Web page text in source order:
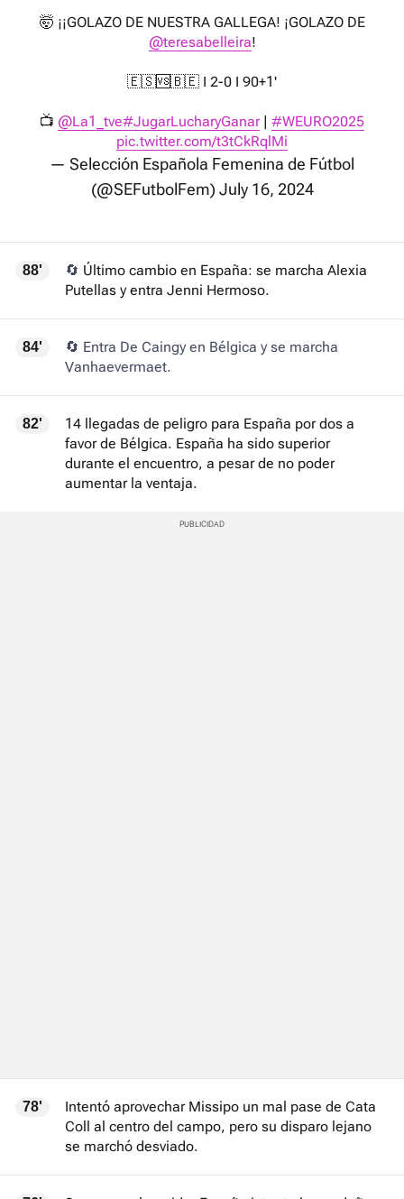
🤯 ¡¡GOLAZO DE NUESTRA GALLEGA! ¡GOLAZO DE
@teresabelleira!
🇪🇸🆚🇧🇪 I 2-0 I 90+1'
📺 @La1_tve#JugarLucharyGanar| #WEURO2025
pic.twitter.com/t3tCkRqlMi
— Selección Española Femenina de Fútbol
(@SEFutbolFem) July 16, 2024
88' 🔄 Último cambio en España: se marcha Alexia
Putellas y entra Jenni Hermoso.
84'
🔄 Entra De Caingy en Bélgica y se marcha
Vanhaevermaet.
82'
14 llegadas de peligro para España por dos a
favor de Bélgica. España ha sido superior
durante el encuentro, a pesar de no poder
aumentar la ventaja.
78'
Intentó aprovechar Missipo un mal pase de Cata
Coll al centro del campo, pero su disparo lejano
se marchó desviado.